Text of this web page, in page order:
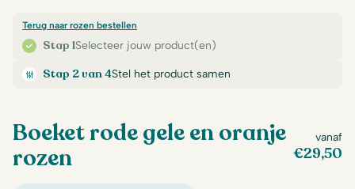
Stap 1Selecteer jouw product(en)
Terug naar rozen bestellen
Stap 2 van 4Stel het product samen
Boeket rode gele en oranje
rozen
vanaf
€29,50